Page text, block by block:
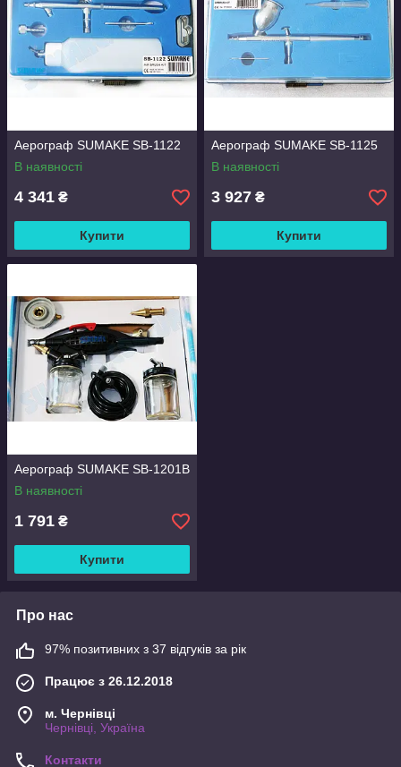
Аерограф SUMAKE SB-1122
В наявності
4 341 ₴
Купити
Аерограф SUMAKE SB-1125
В наявності
3 927 ₴
Купити
Аерограф SUMAKE SB-1201B
В наявності
1 791 ₴
Купити
Про нас
97% позитивних з 37 відгуків за рік
Працює з 26.12.2018
м. Чернівці
Чернівці, Україна
Контакти